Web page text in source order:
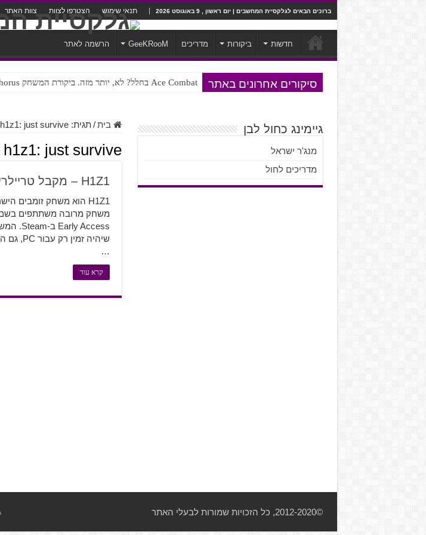
ברוכים הבאים לגלקסיית המחשבים | יום ראשון , 9 באוגוסט 2026 תנאי שימוש הצטרפו לצוות צוות האתר
חדשות ביקורות מדריכים GeeKRooM הרשמה לאתר
סיקורים אחרונים באתר Ace Combat בחלל? לא, יותר מזה. ביקורת המשחק Chorus
Steven Universe והשירים שתורגמו בצורה נוראית לעברית
בית / תגית:h1z1: just survive
h1z1: just survive
H1Z1 – מקבל טריילרים ל-2 המשחקים שלו
…
קרא עוד
גיימינג כחול לבן
מנג'ר ישראל
מדריכים לחול
©2012-2020, כל הזכויות שמורות לבעלי האתר